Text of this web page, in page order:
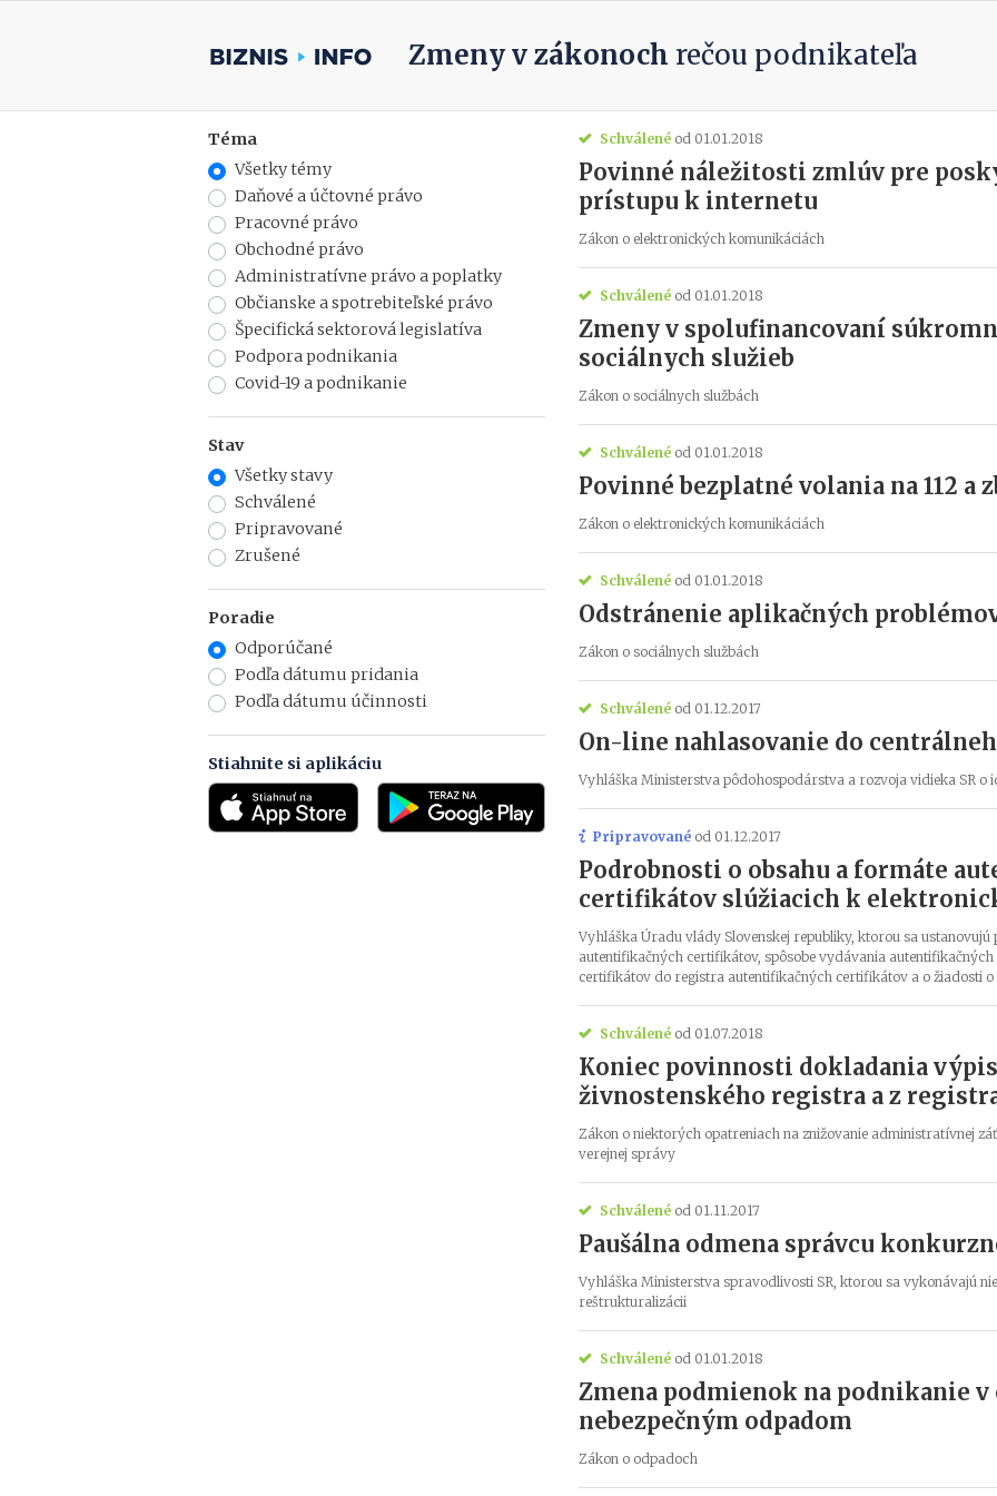
Zmeny v zákonoch rečou podnikateľa
Téma
Všetky témy
Daňové a účtovné právo
Pracovné právo
Obchodné právo
Administratívne právo a poplatky
Občianske a spotrebiteľské právo
Špecifická sektorová legislatíva
Podpora podnikania
Covid-19 a podnikanie
Stav
Všetky stavy
Schválené
Pripravované
Zrušené
Poradie
Odporúčané
Podľa dátumu pridania
Podľa dátumu účinnosti
Stiahnite si aplikáciu
Schválené od 01.01.2018
Povinné náležitosti zmlúv pre
prístupu k internetu
Zákon o elektronických komunikáciách
Schválené od 01.01.2018
Zmeny v spolufinancovaní
sociálnych služieb
Zákon o sociálnych službách
Schválené od 01.01.2018
Povinné bezplatné volania na 112 a
Zákon o elektronických komunikáciách
Schválené od 01.01.2018
Odstránenie aplikačných
Zákon o sociálnych službách
Schválené od 01.12.2017
On-line nahlasovanie do
Vyhláška Ministerstva pôdohospodárstva a rozvoja vidieka SR o
Pripravované od 01.12.2017
Podrobnosti o obsahu a formáte
certifikátov slúžiacich k
Vyhláška Úradu vlády Slovenskej republiky, ktorou sa
autentifikačných certifikátov, spôsobe vydávania
certifikátov do registra autentifikačných certifikátov a o žiadosti o
Schválené od 01.07.2018
Koniec povinnosti dokladania
živnostenského registra a z
Zákon o niektorých opatreniach na znižovanie administratívnej
verejnej správy
Schválené od 01.11.2017
Paušálna odmena správcu
Vyhláška Ministerstva spravodlivosti SR, ktorou sa vykonávajú
reštrukturalizácii
Schválené od 01.01.2018
Zmena podmienok na podnikanie
nebezpečným odpadom
Zákon o odpadoch